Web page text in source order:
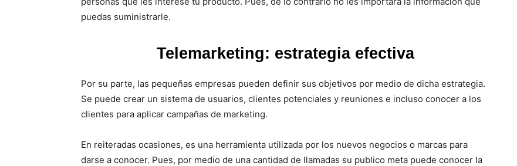
puedas suministrarle.
Telemarketing: estrategia efectiva
Por su parte, las pequeñas empresas pueden definir sus objetivos por medio de dicha estrategia.
Se puede crear un sistema de usuarios, clientes potenciales y reuniones e incluso conocer a los
clientes para aplicar campañas de marketing.
En reiteradas ocasiones, es una herramienta utilizada por los nuevos negocios o marcas para
darse a conocer. Pues, por medio de una cantidad de llamadas su publico meta puede conocer la